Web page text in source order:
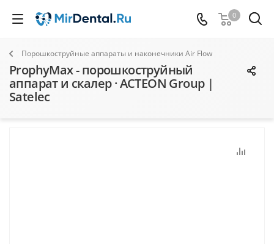
0
Порошкоструйные аппараты и наконечники Air Flow
ProphyMax - порошкоструйный
аппарат и скалер · ACTEON Group |
Satelec